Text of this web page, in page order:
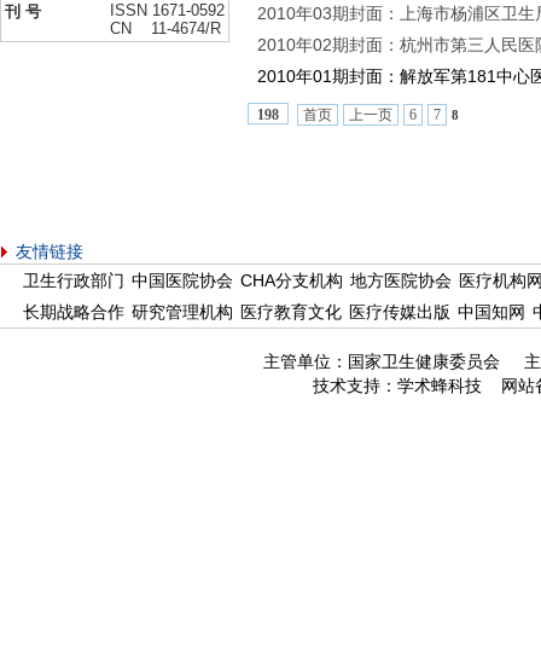
刊 号
ISSN 1671-0592
CN 11-4674/R
2010年03期封面：上海市杨浦区卫生
2010年02期封面：杭州市第三人民医
2010年01期封面：解放军第181中心
198 首页 上一页 6 7 8
友情链接
卫生行政部门 中国医院协会 CHA分支机构 地方医院协会 医疗机构
长期战略合作 研究管理机构 医疗教育文化 医疗传媒出版 中国知网
主管单位：国家卫生健康委员会
技术支持：学术蜂科技 网站